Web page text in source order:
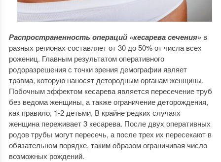
Распространенность операций «кесарева сечения»в
разных регионах составляет от 30 до 50% от числа всех
рожениц. Главным результатом оперативного
родоразрешения с точки зрения демографии являет
травма, которую наносят детородным органам женщины.
Побочным эффектом кесарева является пересечение труб
без ведома женщины, а также ограничение деторождения,
как правило, 1-2 детьми, В крайне редких случаях
женщина переживает 3 кесарева. После двух оперативных
родов трубы могут пересечь, а после трех их пересекают в
обязательном порядке, таким образом ограничивая число
возможных рождений.